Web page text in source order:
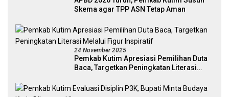
Skema agar TPP ASN Tetap Aman
24 November 2025
Pemkab Kutim Apresiasi Pemilihan Duta
Baca, Targetkan Peningkatan Literasi